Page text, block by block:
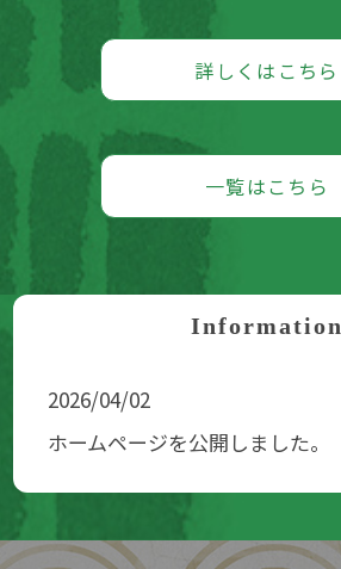
詳しくはこちら
一覧はこちら
Information
2026/04/02
ホームページを公開しました。